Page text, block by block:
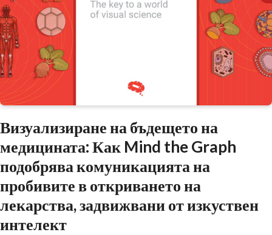
Визуализиране на бъдещето на
медицината: Как Mind the Graph
подобрява комуникацията на
пробивите в откриването на
лекарства, задвижвани от изкуствен
интелект